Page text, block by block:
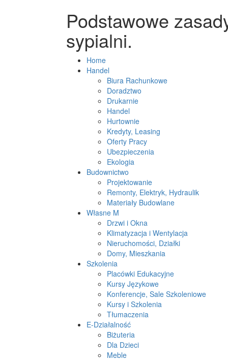
Podstawowe
sypialni.
Home
Handel
Biura Rachunkowe
Doradztwo
Drukarnie
Handel
Hurtownie
Kredyty, Leasing
Oferty Pracy
Ubezpieczenia
Ekologia
Budownictwo
Projektowanie
Remonty, Elektryk, Hydraulik
Materiały Budowlane
Własne M
Drzwi i Okna
Klimatyzacja i Wentylacja
Nieruchomości, Działki
Domy, Mieszkania
Szkolenia
Placówki Edukacyjne
Kursy Językowe
Konferencje, Sale Szkoleniowe
Kursy i Szkolenia
Tłumaczenia
E-Działalność
Biżuteria
Dla Dzieci
Meble